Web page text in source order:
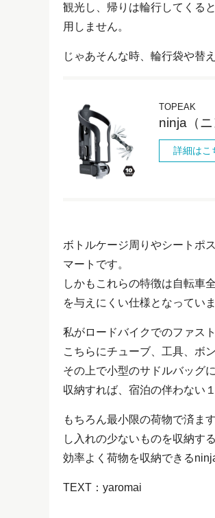
観光し、帰りは輪行してくる
用しません。
じゃあそんな時、輪行袋や替
TOPEAK
ninja（
詳細はこ
ボトルケージ周りやシートポ
マートです。
しかもこれらの特徴は自転車
を与えにくい仕様となっていま
私がロードバイクでのファス
こちらにチューブ、工具、ボ
その上で小型のサドルバッグ
収納すれば、宿泊の伴わない
もちろん最小限の荷物で済ま
し入れの少ないものを収納す
効率よく荷物を収納できる
TEXT：yaromai